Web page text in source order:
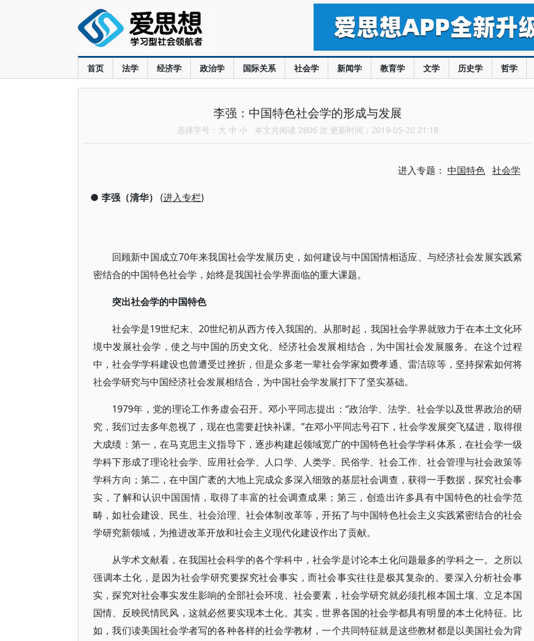
首页 法学 经济学 政治学 国际关系 社会学 新闻学 教育学 文学 历史学 哲学
李强：中国特色社会学的形成与发展
选择字号： 大 中 小 本文共阅读 2806 次 更新时间：2019-05-20 21:18
进入专题： 中国特色 社会学
● 李强（清华） (进入专栏)
回顾新中国成立70年来我国社会学发展历史，如何建设与中国国情相适应、与经济社会发展实践紧
密结合的中国特色社会学，始终是我国社会学界面临的重大课题。
突出社会学的中国特色
社会学是19世纪末、20世纪初从西方传入我国的。从那时起，我国社会学界就致力于在本土文化环
境中发展社会学，使之与中国的历史文化、经济社会发展相结合，为中国社会发展服务。在这个过程
中，社会学学科建设也曾遭受过挫折，但是众多老一辈社会学家如费孝通、雷洁琼等，坚持探索如何将
社会学研究与中国经济社会发展相结合，为中国社会学发展打下了坚实基础。
1979年，党的理论工作务虚会召开。邓小平同志提出：“政治学、法学、社会学以及世界政治的研
究，我们过去多年忽视了，现在也需要赶快补课。”在邓小平同志号召下，社会学发展突飞猛进，取得很
大成绩：第一，在马克思主义指导下，逐步构建起领域宽广的中国特色社会学学科体系，在社会学一级
学科下形成了理论社会学、应用社会学、人口学、人类学、民俗学、社会工作、社会管理与社会政策等
学科方向；第二，在中国广袤的大地上完成众多深入细致的基层社会调查，获得一手数据，探究社会事
实，了解和认识中国国情，取得了丰富的社会调查成果；第三，创造出许多具有中国特色的社会学范
畴，如社会建设、民生、社会治理、社会体制改革等，开拓了与中国特色社会主义实践紧密结合的社会
学研究新领域，为推进改革开放和社会主义现代化建设作出了贡献。
从学术文献看，在我国社会科学的各个学科中，社会学是讨论本土化问题最多的学科之一。之所以
强调本土化，是因为社会学研究要探究社会事实，而社会事实往往是极其复杂的。要深入分析社会事
实，探究对社会事实发生影响的全部社会环境、社会要素，社会学研究就必须扎根本国土壤、立足本国
国情、反映民情民风，这就必然要实现本土化。其实，世界各国的社会学都具有明显的本土化特征。比
如，我们读美国社会学者写的各种各样的社会学教材，一个共同特征就是这些教材都是以美国社会为背